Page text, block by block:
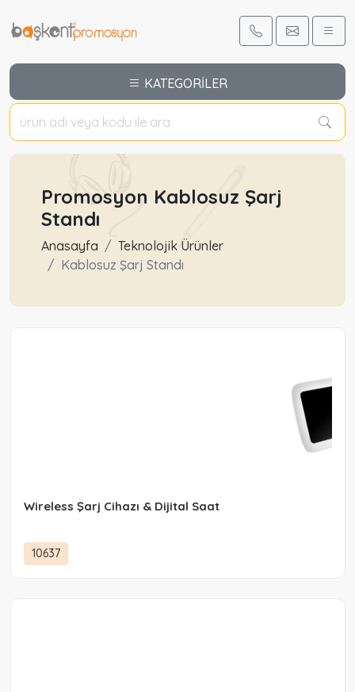
KATEGORİLER
Promosyon Kablosuz Şarj
Standı
Anasayfa
Teknolojik Ürünler
Kablosuz Şarj Standı
Wireless Şarj Cihazı & Dijital Saat
10637